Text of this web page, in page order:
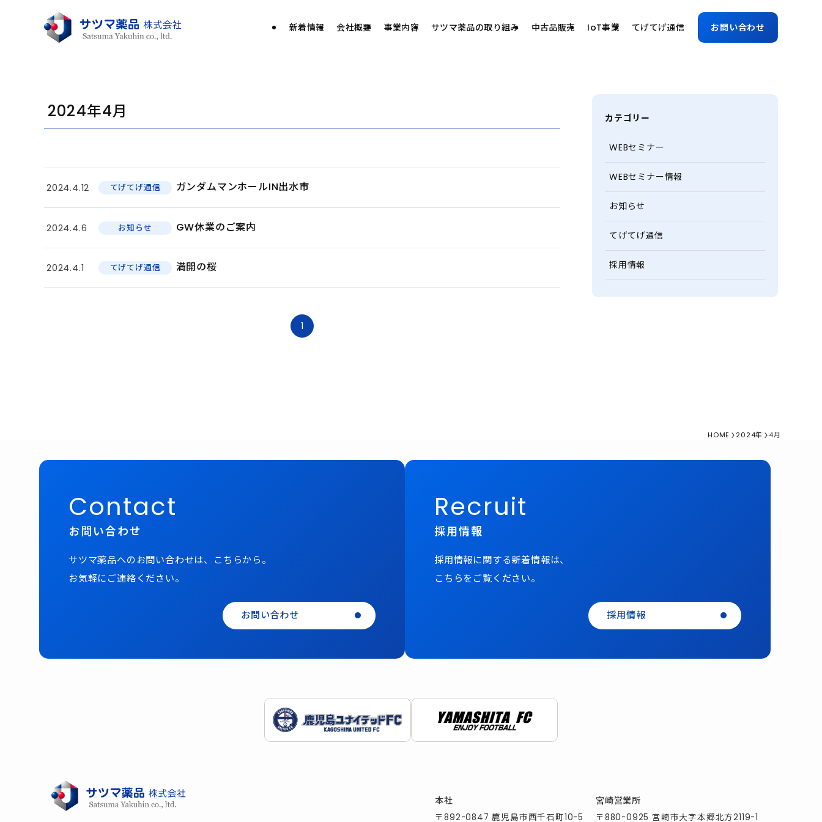
新着情報 会社概要 事業内容 サツマ薬品の取り組み 中古品販売 IoT事業 てげてげ通信 お問い合わせ
2024年4月
2024.4.12 てげてげ通信 ガンダムマンホールIN出水市
2024.4.6 お知らせ GW休業のご案内
2024.4.1 てげてげ通信 満開の桜
1
カテゴリー
WEBセミナー
WEBセミナー情報
お知らせ
てげてげ通信
採用情報
HOME 2024年 4月
Contact
お問い合わせ
サツマ薬品へのお問い合わせは、こちらから。
お気軽にご連絡ください。
お問い合わせ
Recruit
採用情報
採用情報に関する新着情報は、
こちらをご覧ください。
採用情報
本社
〒892-0847 鹿児島市西千石町10-5
宮崎営業所
〒880-0925 宮崎市大字本郷北方2119-1